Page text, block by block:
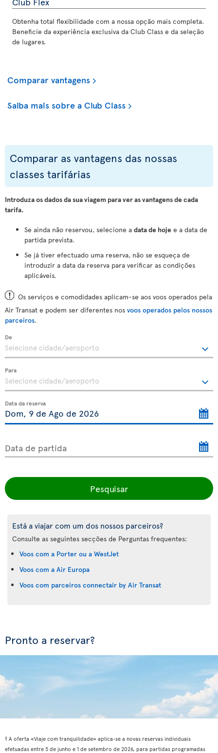
Obtenha total flexibilidade com a nossa opção mais completa.
Beneficie da experiência exclusiva da Club Class e da seleção
de lugares.
Comparar vantagens
Saiba mais sobre a Club Class
Comparar as vantagens das nossas
classes tarifárias
Introduza os dados da sua viagem para ver as vantagens de cada
tarifa.
Se ainda não reservou, selecione a data de hoje e a data de
partida prevista.
Se já tiver efectuado uma reserva, não se esqueça de
introduzir a data da reserva para verificar as condições
aplicáveis.
Os serviços e comodidades aplicam-se aos voos operados pela
Air Transat e podem ser diferentes nos voos operados pelos nossos
parceiros.
De
Para
Data da reserva
Data de partida
Pesquisar
Está a viajar com um dos nossos parceiros?
Consulte as seguintes secções de Perguntas frequentes:
Voos com a Porter ou a WestJet
Voos com a Air Europa
Voos com parceiros connectair by Air Transat
Pronto a reservar?
† A oferta «Viaje com tranquilidade» aplica-se a novas reservas individuais
efetuadas entre 5 de junho e 1 de setembro de 2026, para partidas programadas